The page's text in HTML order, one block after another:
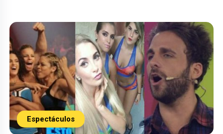
Espectáculos